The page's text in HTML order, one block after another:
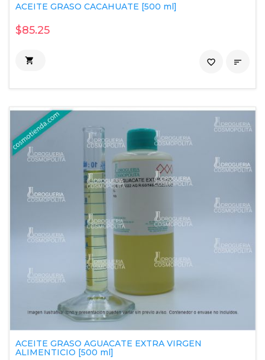
ACEITE GRASO CACAHUATE [500 ml]
$85.25
 
favorite_border
ACEITE GRASO AGUACATE EXTRA VIRGEN
ALIMENTICIO [500 ml]